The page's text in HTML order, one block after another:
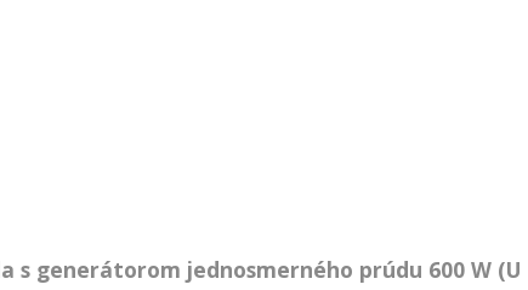
generátorom jednosmerného prúdu 600 W (U